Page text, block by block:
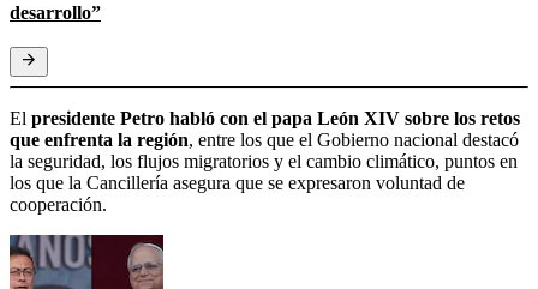
desarrollo”
El presidente Petro habló con el papa León XIV sobre los retos
que enfrenta la región, entre los que el Gobierno nacional destacó
la seguridad, los flujos migratorios y el cambio climático, puntos en
los que la Cancillería asegura que se expresaron voluntad de
cooperación.